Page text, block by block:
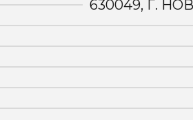
630049, Г.